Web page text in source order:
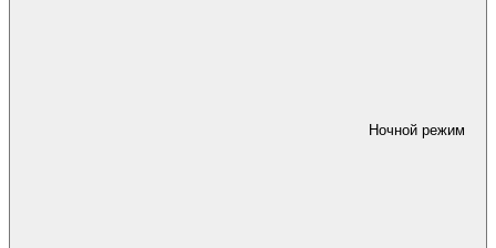
Ночной режим